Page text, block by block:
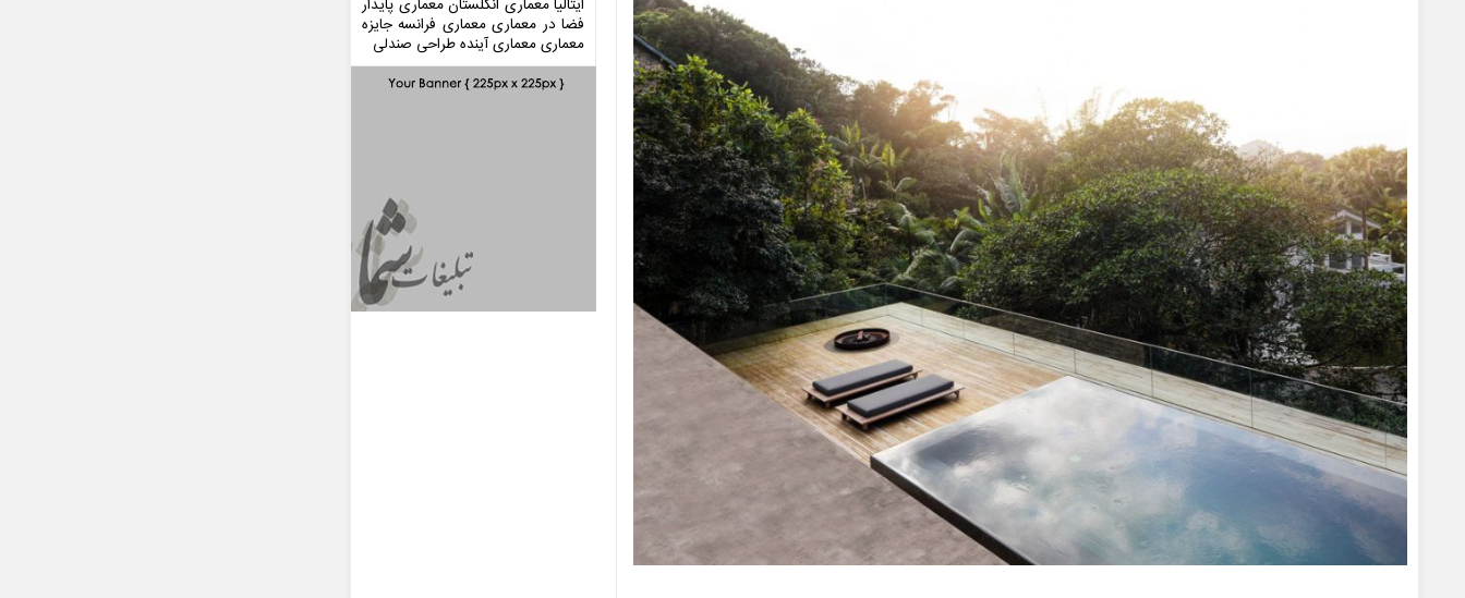
ایتالیا معماری انگلستان معماری پایدار
فضا در معماری معماری فرانسه جایزه
معماریمعماری آیندهطراحی صندلی